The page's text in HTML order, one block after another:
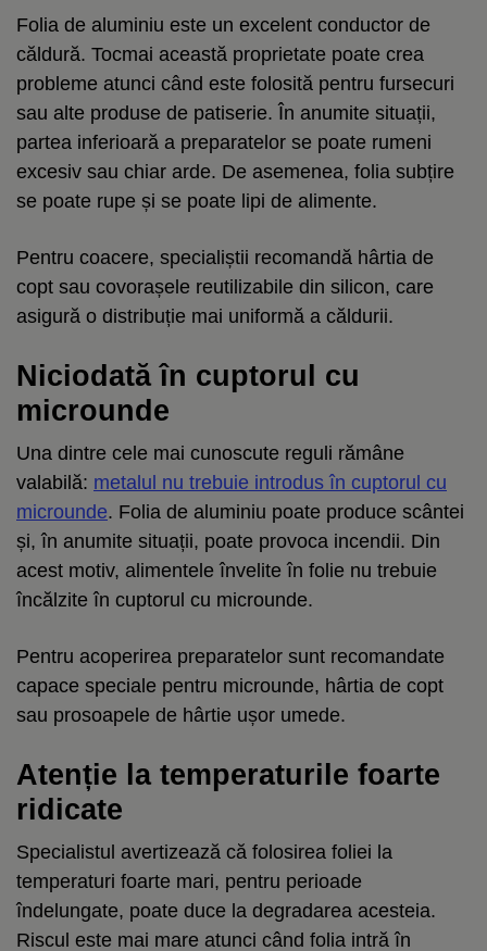
Folia de aluminiu este un excelent conductor de
căldură. Tocmai această proprietate poate crea
probleme atunci când este folosită pentru fursecuri
sau alte produse de patiserie. În anumite situații,
partea inferioară a preparatelor se poate rumeni
excesiv sau chiar arde. De asemenea, folia subțire
se poate rupe și se poate lipi de alimente.
Pentru coacere, specialiștii recomandă hârtia de
copt sau covorașele reutilizabile din silicon, care
asigură o distribuție mai uniformă a căldurii.
Niciodată în cuptorul cu
microunde
Una dintre cele mai cunoscute reguli rămâne
valabilă: metalul nu trebuie introdus în cuptorul cu
microunde. Folia de aluminiu poate produce scântei
și, în anumite situații, poate provoca incendii. Din
acest motiv, alimentele învelite în folie nu trebuie
încălzite în cuptorul cu microunde.
Pentru acoperirea preparatelor sunt recomandate
capace speciale pentru microunde, hârtia de copt
sau prosoapele de hârtie ușor umede.
Atenție la temperaturile foarte
ridicate
Specialistul avertizează că folosirea foliei la
temperaturi foarte mari, pentru perioade
îndelungate, poate duce la degradarea acesteia.
Riscul este mai mare atunci când folia intră în